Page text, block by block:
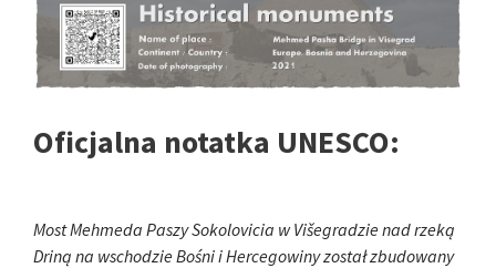
Oficjalna notatka UNESCO:
Most Mehmeda Paszy Sokolovicia w Višegradzie nad rzeką
Driną na wschodzie Bośni i Hercegowiny został zbudowany